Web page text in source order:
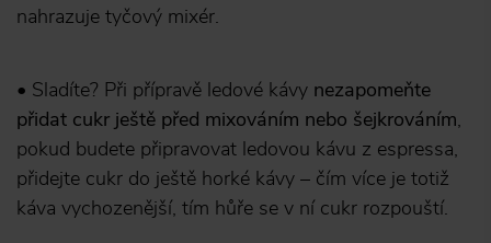
nahrazuje tyčový mixér.
• Sladíte? Při přípravě ledové kávy nezapomeňte
přidat cukr ještě před mixováním nebo šejkrováním,
pokud budete připravovat ledovou kávu z espressa,
přidejte cukr do ještě horké kávy – čím více je totiž
káva vychozenější, tím hůře se v ní cukr rozpouští.